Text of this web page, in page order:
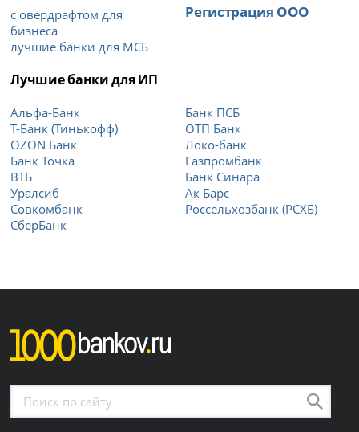
с овердрафтом для
бизнеса
лучшие банки для МСБ
Регистрация ООО
Лучшие банки для ИП
Альфа-Банк
Т-Банк (Тинькофф)
OZON Банк
Банк Точка
ВТБ
Уралсиб
Совкомбанк
СберБанк
Банк ПСБ
ОТП Банк
Локо-банк
Газпромбанк
Банк Синара
Ак Барс
Россельхозбанк (РСХБ)